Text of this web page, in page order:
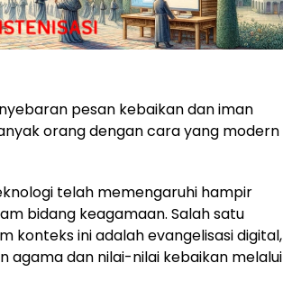
pesan kebaikan dan iman
orang dengan cara yang modern
telah memengaruhi hampir
bidang keagamaan. Salah satu
konteks ini adalah evangelisasi digital,
agama dan nilai-nilai kebaikan melalui